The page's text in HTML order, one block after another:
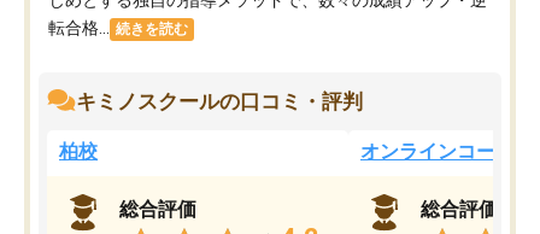
転合格...
続きを読む
キミノスクールの口コミ・評判
柏校
総合評価
オンラインコース
総合評価